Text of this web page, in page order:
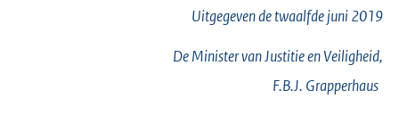
Uitgegeven detwaalfdejuni 2019
De Minister van Justitie en Veiligheid,
F.B.J. Grapperhaus